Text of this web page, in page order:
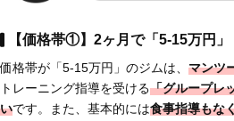
【価格帯①】2ヶ月で「5-15万円」
価格帯が「5-15万円」のジムは、 マンツ
トレーニング指導を受ける「グループレ
いです。また、基本的には食事指導もな